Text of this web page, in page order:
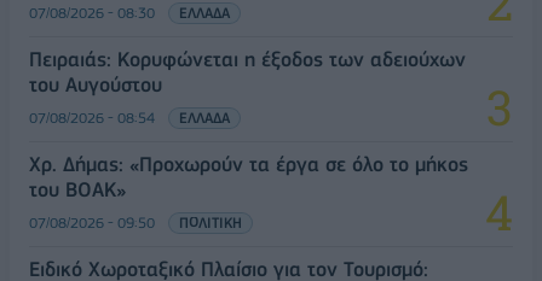
07/08/2026 - 08:30 ΕΛΛΑΔΑ
Πειραιάς: Κορυφώνεται η έξοδος των αδειούχων
του Αυγούστου
07/08/2026 - 08:54 ΕΛΛΑΔΑ
Χρ. Δήμας: «Προχωρούν τα έργα σε όλο το μήκος
του ΒΟΑΚ»
07/08/2026 - 09:50 ΠΟΛΙΤΙΚΗ
Ειδικό Χωροταξικό Πλαίσιο για τον Τουρισμό: